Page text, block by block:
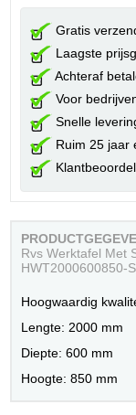
Gratis
Laagste
Achteraf
Voor
Snelle
Ruim 25 jaar
Rvs Werktafel Met
HWT2000600850-S
Hoogwaardig
Lengte: 2000 mm
Diepte: 600 mm
Hoogte: 850 mm